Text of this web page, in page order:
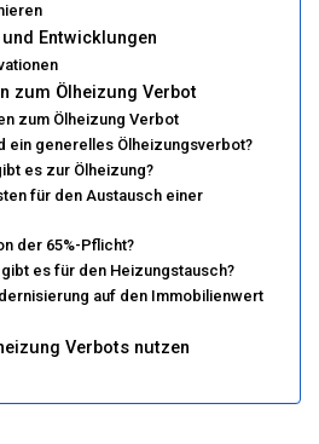
Entwicklungen
zum Ölheizung Verbot
zum Ölheizung Verbot
ein generelles Ölheizungsverbot?
es zur Ölheizung?
für den Austausch einer
der 65%-Pflicht?
es für den Heizungstausch?
auf den Immobilienwert
Verbots nutzen